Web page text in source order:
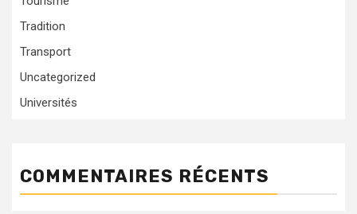
Tradition
Transport
Uncategorized
Universités
COMMENTAIRES RÉCENTS